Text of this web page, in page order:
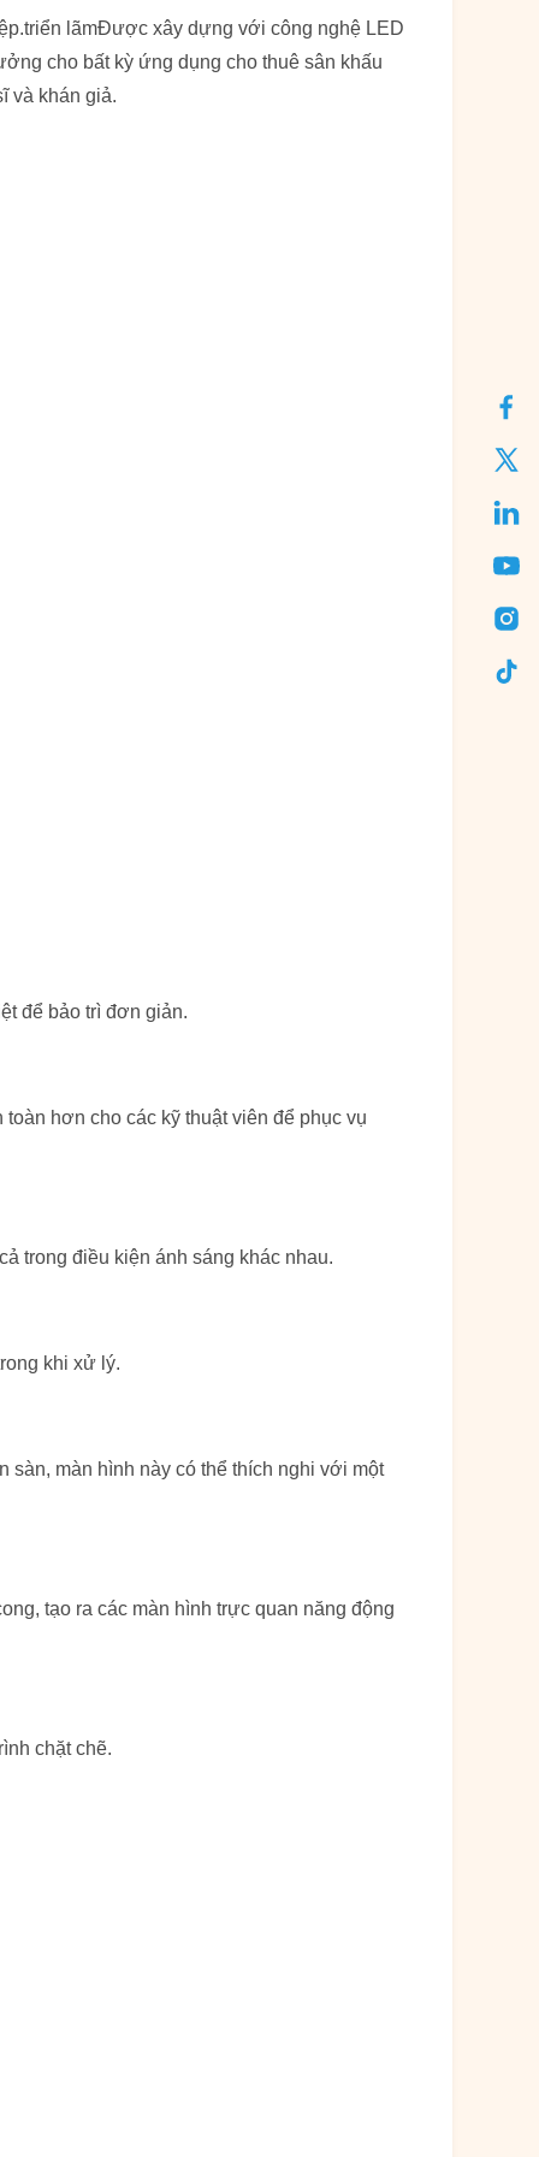
lãmĐược xây dựng với công nghệ LED
cho bất kỳ ứng dụng cho thuê sân khấu
và khán giả.
để bảo trì đơn giản.
hơn cho các kỹ thuật viên để phục vụ
trong điều kiện ánh sáng khác nhau.
khi xử lý.
sàn, màn hình này có thể thích nghi với một
tạo ra các màn hình trực quan năng động
chặt chẽ.